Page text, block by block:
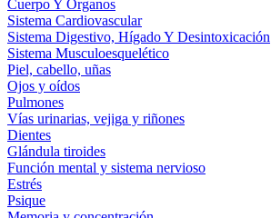
Cuerpo Y Órganos
Sistema Cardiovascular
Sistema Digestivo, Hígado Y Desintoxicación
Sistema Musculoesquelético
Piel, cabello, uñas
Ojos y oídos
Pulmones
Vías urinarias, vejiga y riñones
Dientes
Glándula tiroides
Función mental y sistema nervioso
Estrés
Psique